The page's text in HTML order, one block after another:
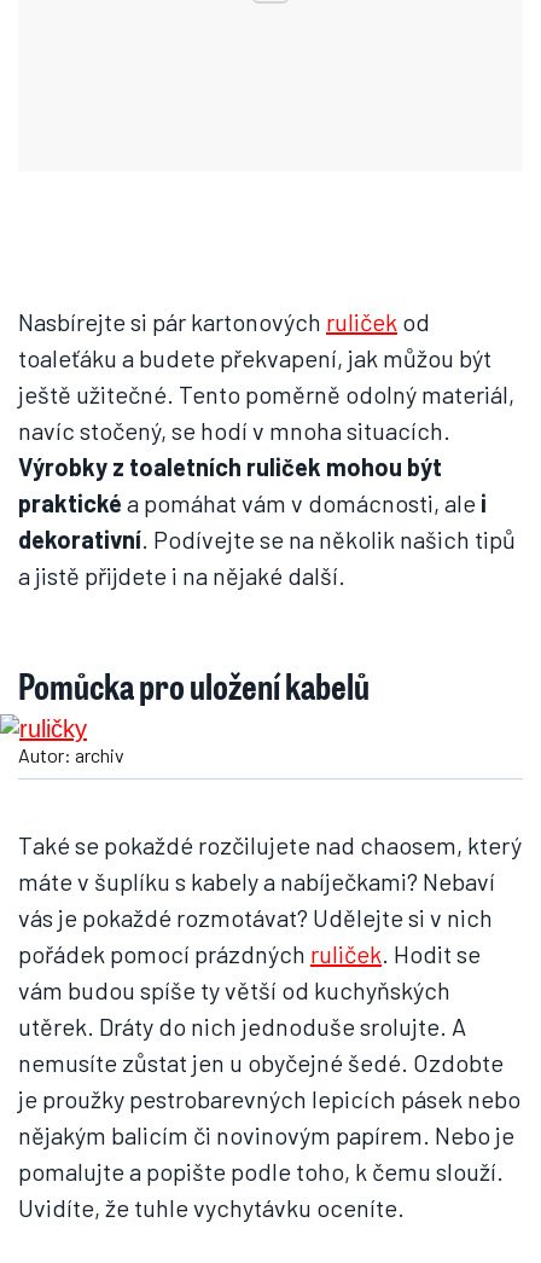
Nasbírejte si pár kartonových ruliček od
toaleťáku a budete překvapení, jak můžou být
ještě užitečné. Tento poměrně odolný materiál,
navíc stočený, se hodí v mnoha situacích.
Výrobky z toaletních ruliček mohou být
praktické a pomáhat vám v domácnosti, ale i
dekorativní. Podívejte se na několik našich tipů
a jistě přijdete i na nějaké další.
Pomůcka pro uložení kabelů
Autor: archiv
Také se pokaždé rozčilujete nad chaosem, který
máte v šuplíku s kabely a nabíječkami? Nebaví
vás je pokaždé rozmotávat? Udělejte si v nich
pořádek pomocí prázdných ruliček . Hodit se
vám budou spíše ty větší od kuchyňských
utěrek. Dráty do nich jednoduše srolujte. A
nemusíte zůstat jen u obyčejné šedé. Ozdobte
je proužky pestrobarevných lepicích pásek nebo
nějakým balicím či novinovým papírem. Nebo je
pomalujte a popište podle toho, k čemu slouží.
Uvidíte, že tuhle vychytávku oceníte.